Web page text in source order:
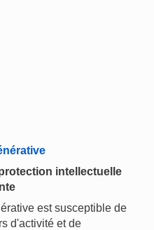
intellectuelle
est susceptible de
d'activité et de